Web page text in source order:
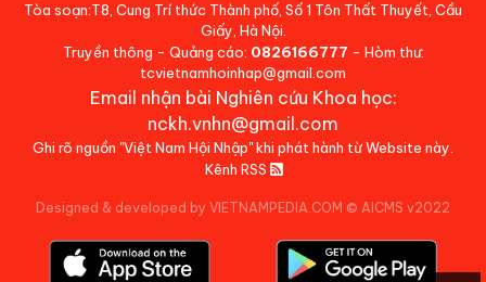
Tòa soạn:T8, Cung Trí thức Thành phố, Số 1 Tôn Thất Thuyết, Cầu
Giấy, Hà Nội.
Truyền thông - Quảng cáo: 0826166777 - Hòm thư:
tcvietnamhoinhap@gmail.com
Email nhận bài Nghiên cứu Khoa học:
nckh.vnhn@gmail.com
Ghi rõ nguồn "Việt Nam Hội Nhập" khi phát hành từ Website này.
Kênh RSS
Designed & developed by VIETNAMPEDIA.COM © AICMS v2022